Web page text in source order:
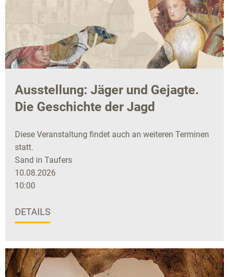
Ausstellung: Jäger und Gejagte.
Die Geschichte der Jagd
Diese Veranstaltung findet auch an weiteren Terminen
statt.
Sand in Taufers
10.08.2026
10:00
DETAILS